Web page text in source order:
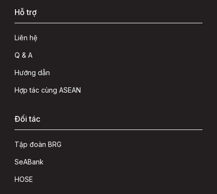
Hỗ trợ
Liên hệ
Q & A
Hướng dẫn
Hợp tác cùng ASEAN
Đối tác
Tập đoàn BRG
SeABank
HOSE